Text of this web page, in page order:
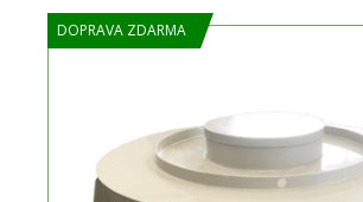
DOPRAVA ZDARMA